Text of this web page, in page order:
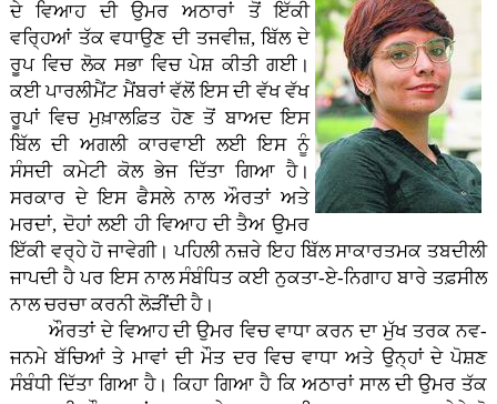
ਦੇ ਵਿਆਹ ਦੀ ਉਮਰ ਅਠਾਰਾਂ ਤੋਂ ਇੱਕੀ
ਵਰ੍ਹਿਆਂ ਤੱਕ ਵਧਾਉਣ ਦੀ ਤਜਵੀਜ਼, ਬਿੱਲ ਦੇ
ਰੂਪ ਵਿਚ ਲੋਕ ਸਭਾ ਵਿਚ ਪੇਸ਼ ਕੀਤੀ ਗਈ।
ਕਈ ਪਾਰਲੀਮੈਂਟ ਮੈਂਬਰਾਂ ਵੱਲੋਂ ਇਸ ਦੀ ਵੱਖ ਵੱਖ
ਰੂਪਾਂ ਵਿਚ ਮੁਖ਼ਾਲਫ਼ਿਤ ਹੋਣ ਤੋਂ ਬਾਅਦ ਇਸ
ਬਿੱਲ ਦੀ ਅਗਲੀ ਕਾਰਵਾਈ ਲਈ ਇਸ ਨੂੰ
ਸੰਸਦੀ ਕਮੇਟੀ ਕੋਲ ਭੇਜ ਦਿੱਤਾ ਗਿਆ ਹੈ।
ਸਰਕਾਰ ਦੇ ਇਸ ਫੈਸਲੇ ਨਾਲ ਔਰਤਾਂ ਅਤੇ
ਮਰਦਾਂ, ਦੋਹਾਂ ਲਈ ਹੀ ਵਿਆਹ ਦੀ ਤੈਅ ਉਮਰ
ਇੱਕੀ ਵਰ੍ਹੇ ਹੋ ਜਾਵੇਗੀ। ਪਹਿਲੀ ਨਜ਼ਰੇ ਇਹ ਬਿੱਲ ਸਾਕਾਰਤਮਕ ਤਬਦੀਲੀ
ਜਾਪਦੀ ਹੈ ਪਰ ਇਸ ਨਾਲ ਸੰਬੰਧਿਤ ਕਈ ਨੁਕਤਾ-ਏ-ਨਿਗਾਹ ਬਾਰੇ ਤਫ਼ਸੀਲ
ਨਾਲ ਚਰਚਾ ਕਰਨੀ ਲੋੜੀਂਦੀ ਹੈ।
ਔਰਤਾਂ ਦੇ ਵਿਆਹ ਦੀ ਉਮਰ ਵਿਚ ਵਾਧਾ ਕਰਨ ਦਾ ਮੁੱਖ ਤਰਕ ਨਵ-
ਜਨਮੇ ਬੱਚਿਆਂ ਤੇ ਮਾਵਾਂ ਦੀ ਮੌਤ ਦਰ ਵਿਚ ਵਾਧਾ ਅਤੇ ਉਨ੍ਹਾਂ ਦੇ ਪੋਸ਼ਣ
ਸੰਬੰਧੀ ਦਿੱਤਾ ਗਿਆ ਹੈ। ਕਿਹਾ ਗਿਆ ਹੈ ਕਿ ਅਠਾਰਾਂ ਸਾਲ ਦੀ ਉਮਰ ਤੱਕ